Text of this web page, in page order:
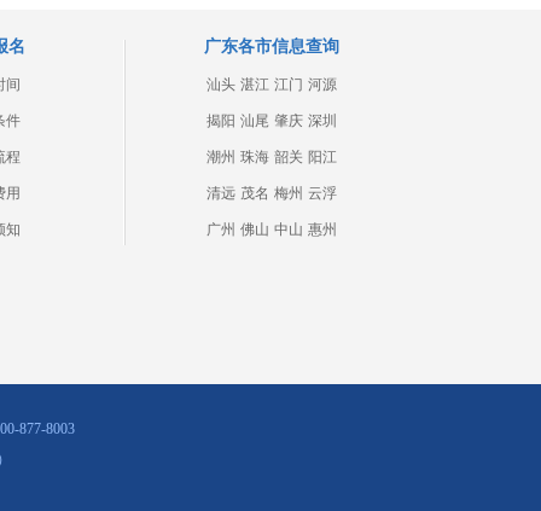
名
间
件
程
用
知
广东各市信息查询
汕头 湛江 江门 河源
揭阳 汕尾 肇庆 深圳
潮州 珠海 韶关 阳江
清远 茂名 梅州 云浮
广州 佛山 中山 惠州
877-8003